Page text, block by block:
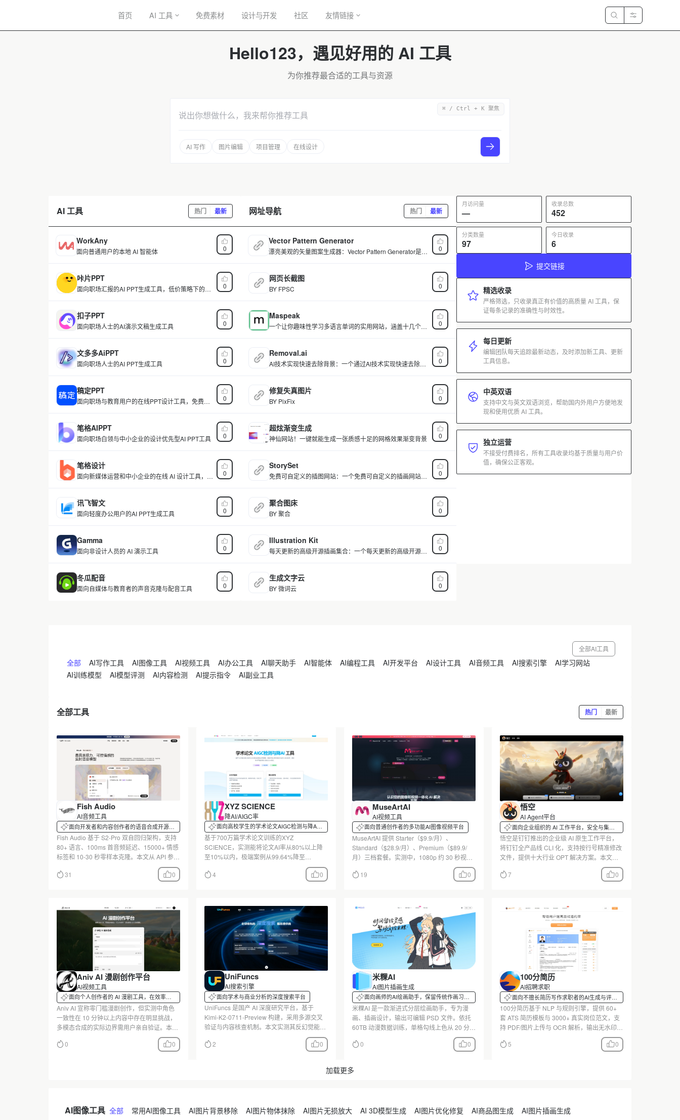
首页 AI 工具 免费素材 设计与开发 社区 友情链接
Hello123，遇见好用的 AI 工具
为你推荐最合适的工具与资源
说出你想做什么，我来帮你推荐工具
⌘ / Ctrl + K 聚焦
AI 写作 图片编辑 项目管理 在线设计
AI 工具 热门 最新
WorkAny
面向普通用户的本地 AI 智能体 0
咔片PPT
面向职场汇报的AI PPT生成工具，低价策略下的兼
0
扣子PPT
面向职场人士的AI演示文稿生成工具 0
文多多AiPPT
面向职场人士的AI PPT生成工具 0
稿定PPT
面向职场与教育用户的在线PPT设计工具，免费版
0
笔格AIPPT
面向职场白领与中小企业的设计优先型AI PPT工具 0
笔格设计
面向新媒体运营和中小企业的在线 AI 设计工具，模
0
讯飞智文
面向轻度办公用户的AI PPT生成工具 0
Gamma
面向非设计人员的 AI 演示工具 0
冬瓜配音
面向自媒体与教育者的声音克隆与配音工具 0
网址导航 热门 最新
Vector Pattern Generator
漂亮美观的矢量图案生成器：Vector Pattern Generator是一
0
网页长截图
BY FPSC 0
Maspeak
一个让你趣味性学习多语言单词的实用网站，涵盖十几个小
0
Removal.ai
AI技术实现快速去除背景：一个通过AI技术实现快速去除背
0
修复失真图片
BY PixFix 0
超炫渐变生成
神仙网站！一键就能生成一张质感十足的网格效果渐变背景 0
StorySet
免费可自定义的插图网站：一个免费可自定义的插画网站，
0
聚合图床
BY 聚合 0
Illustration Kit
每天更新的高级开源插画集合：一个每天更新的高级开源插
0
生成文字云
BY 微词云 0
月访问量
—
收录总数
452
分类数量
97
今日收录
6
提交链接
精选收录
严格筛选，只收录真正有价值的高质量 AI 工具，保
证每条记录的准确性与时效性。
每日更新
编辑团队每天追踪最新动态，及时添加新工具、更新
工具信息。
中英双语
支持中文与英文双语浏览，帮助国内外用户方便地发
现和使用优质 AI 工具。
独立运营
不接受付费排名，所有工具收录均基于质量与用户价
值，确保公正客观。
广告
全部AI工具
全部 AI写作工具 AI图像工具 AI视频工具 AI办公工具 AI聊天助手 AI智能体 AI编程工具 AI开发平台 AI设计工具 AI音频工具 AI搜索引擎
AI学习网站
AI训练模型
AI模型评测 AI内容检测 AI提示指令 AI副业工具
全部工具 热门 最新
Fish Audio
AI音频工具
面向开发者和内容创作者的语音合成开源平
台
Fish Audio 基于 S2-Pro 双自回归架构，支持
80+ 语言、100ms 首音频延迟、15000+ 情感
标签和 10-30 秒零样本克隆。本文从 API 参
数、速率限制、本地部署硬件要求等维度切
入，对比 ElevenLabs 与 MiniMax，并揭示免
31 0
XYZ SCIENCE
降AI/AIGC率
面向高校学生的学术论文AIGC检测与降AI
工具
基于700万篇学术论文训练的XYZ
SCIENCE，实测能将论文AI率从80%以上降
至10%以内，极端案例从99.64%降至
0.01%。本文拆解其检测模型、降AI改写逻辑
与每日5次免费额度等关键技术细节，并指出
4 0
MuseArtAI
AI视频工具
面向普通创作者的多功能AI图像视频平台
MuseArtAI 提供 Starter（$9.9/月）、
Standard（$28.9/月）、Premium（$89.9/
月）三档套餐。实测中，1080p 约 30 秒视频
消耗 20-50 积分，1000 积分仅够生成 20-50
个此类视频。智能路由自动选模型但逻辑未公
19 0
悟空
AI Agent平台
面向企业组织的 AI 工作平台，安全与集成
优先
悟空是钉钉推出的企业级 AI 原生工作平台，
将钉钉全产品线 CLI 化，支持按行号精准修改
文件，提供十大行业 OPT 解决方案。本文实
测 CLI 调用与 RealDoc 文件系统，覆盖一人
电商、设计等场景，并分析安全体系与更新方
7 0
Aniv AI 漫剧创作平台
AI视频工具
面向个人创作者的 AI 漫剧工具，在效率与
一致性上的真实取舍
Aniv AI 宣称零门槛漫剧创作，但实测中角色
一致性在 10 分钟以上内容中存在明显挑战，
多模态合成的实际边界需用户亲自验证。本文
基于 3 个真实创作场景，验证其剧本生成、分
镜与多模态合成的实际能力，并指出巨头夹击
0 0
UniFuncs
AI搜索引擎
面向学术与商业分析的深度搜索平台
UniFuncs 是国产 AI 深度研究平台，基于
Kimi-K2-0711-Preview 构建，采用多源交叉
验证与内容核查机制。本文实测其反幻觉能
MiroThinker 与传统 AI 助手，并指出 3-5 分钟
2 0
米粿AI
AI图片插画生成
面向画师的AI绘画助手，保留传统作画习惯
与创意控制
米粿AI 是一款渐进式分层绘画助手，专为漫
画、插画设计，输出可编辑 PSD 文件。依托
60TB 动漫数据训练，单格勾线上色从 20 分钟
降至 10 秒，服务约 28 万用户。本文实测其在
保留画师传统作画习惯与创意控制的同时，如
限。
0 0
100分简历
AI招聘求职
面向不擅长简历写作求职者的AI生成与评测
工具
100分简历基于 NLP 与规则引擎，提供 60+
套 ATS 简历模板与 3000+ 真实岗位范文，支
持 PDF/图片上传与 OCR 解析，输出无水印
PDF。其 AI 评分侧重格式完整性，内容质量
评估有限；同时提供简历定制、面试辅导付费
5 0
加载更多
AI图像工具 全部 常用AI图像工具 AI图片背景移除 AI图片物体抹除 AI图片无损放大 AI 3D模型生成 AI图片优化修复 AI商品图生成 AI图片插画生成